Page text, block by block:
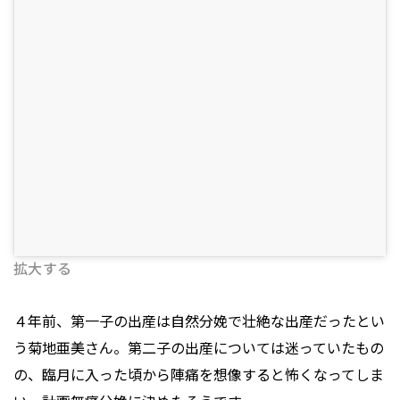
拡大する
４年前、第一子の出産は自然分娩で壮絶な出産だったとい
う菊地亜美さん。第二子の出産については迷っていたもの
の、臨月に入った頃から陣痛を想像すると怖くなってしま